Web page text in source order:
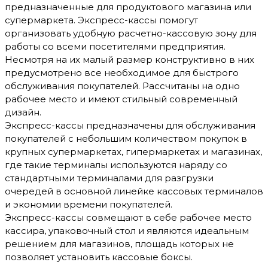
предназначенные для продуктового магазина или
супермаркета. Экспресс-кассы помогут
организовать удобную расчетно-кассовую зону для
работы со всеми посетителями предприятия.
Несмотря на их малый размер конструктивно в них
предусмотрено все необходимое для быстрого
обслуживания покупателей. Рассчитаны на одно
рабочее место и имеют стильный современный
дизайн.
Экспресс-кассы предназначены для обслуживания
покупателей с небольшим количеством покупок в
крупных супермаркетах, гипермаркетах и магазинах,
где такие терминалы используются наряду со
стандартными терминалами для разгрузки
очередей в основной линейке кассовых терминалов
и экономии времени покупателей.
Экспресс-кассы совмещают в себе рабочее место
кассира, упаковочный стол и являются идеальным
решением для магазинов, площадь которых не
позволяет установить кассовые боксы.